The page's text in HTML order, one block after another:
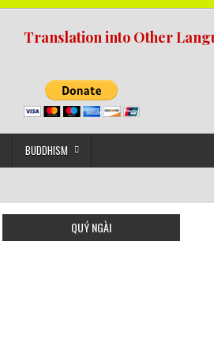
Translation into Other
BUDDHISM
QUÝ NGÀI